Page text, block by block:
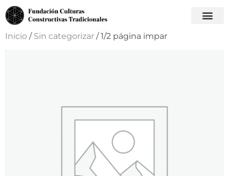
Inicio / Sin categorizar / 1/2 página impar